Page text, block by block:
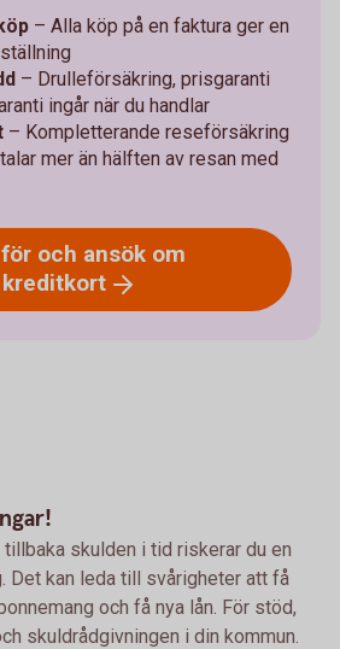
– Alla köp på en faktura ger en
– Drulleförsäkring, prisgaranti
ingår när du handlar
– Kompletterande reseförsäkring
mer än hälften av resan med
och ansök om
kreditkort
skulden i tid riskerar du en
Det kan leda till svårigheter att få
och få nya lån. För stöd,
skuldrådgivningen i din kommun.